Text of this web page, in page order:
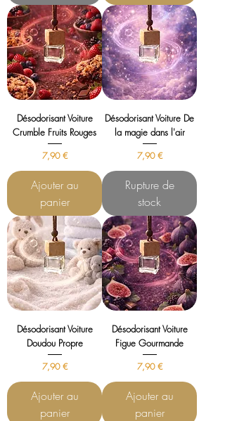
Désodorisant Voiture
Crumble Fruits Rouges
Prix
7,90 €
Ajouter au
panier
Désodorisant Voiture De
la magie dans l'air
Prix
7,90 €
Rupture de
stock
Désodorisant Voiture
Doudou Propre
Prix
7,90 €
Ajouter au
panier
Désodorisant Voiture
Figue Gourmande
Prix
7,90 €
Ajouter au
panier